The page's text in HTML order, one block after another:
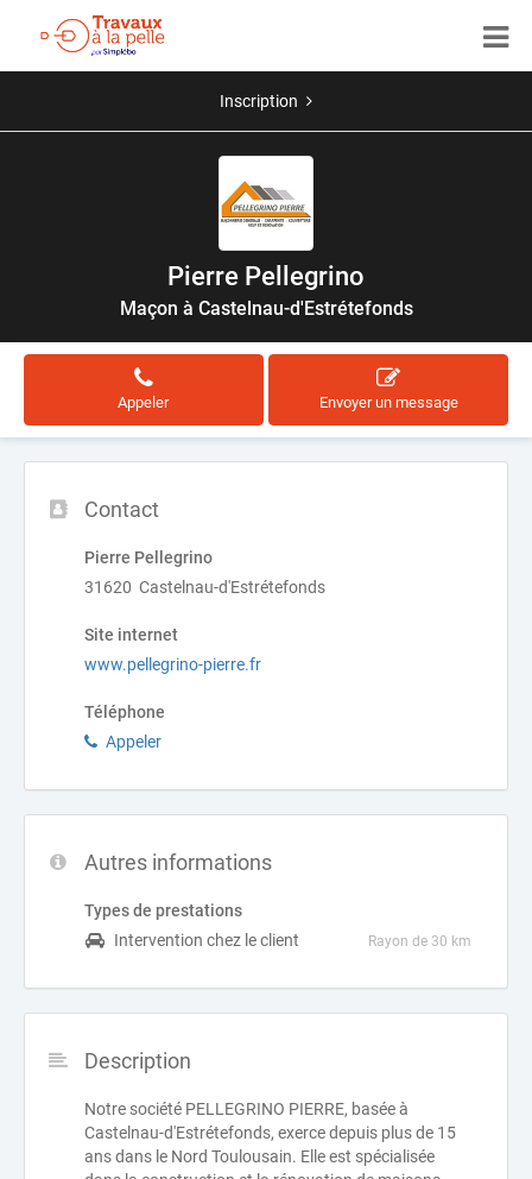
Inscription
Pierre Pellegrino
Maçon à Castelnau-d'Estrétefonds
Appeler Envoyer un message
Contact
Pierre Pellegrino
31620 Castelnau-d'Estrétefonds
Site internet
www.pellegrino-pierre.fr
Téléphone
Appeler
Autres informations
Types de prestations
Intervention chez le client
Rayon de 30 km
Description
Notre société PELLEGRINO PIERRE, basée à
Castelnau-d'Estrétefonds, exerce depuis plus de 15
ans dans le Nord Toulousain. Elle est spécialisée